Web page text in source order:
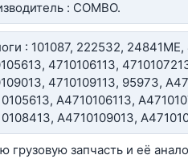
: COMBO.
: 101087, 222532, 24841ME,
4710106113,
4710109113, 95973,
A4710106113,
A4710109013,
грузовую запчасть и её